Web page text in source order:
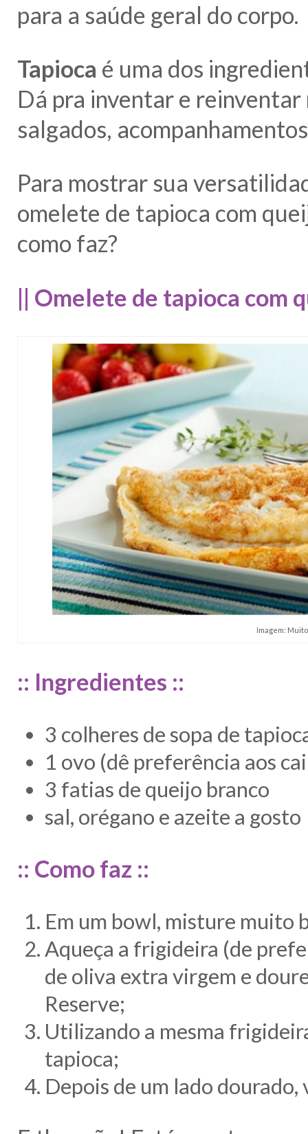
para a saúde geral do corpo.
Tapioca é uma dos
Dá pra inventar e
salgados,
Para mostrar sua
omelete de tapioca com
como faz?
|| Omelete de tapioca com
Imagem:
:: Ingredientes ::
3 colheres de sopa de
1 ovo (dê preferência aos
3 fatias de queijo branco
sal, orégano e azeite a gosto
:: Como faz ::
Em um bowl, misture muito
Aqueça a frigideira (de
de oliva extra virgem e
Reserve;
Utilizando a mesma
tapioca;
Depois de um lado